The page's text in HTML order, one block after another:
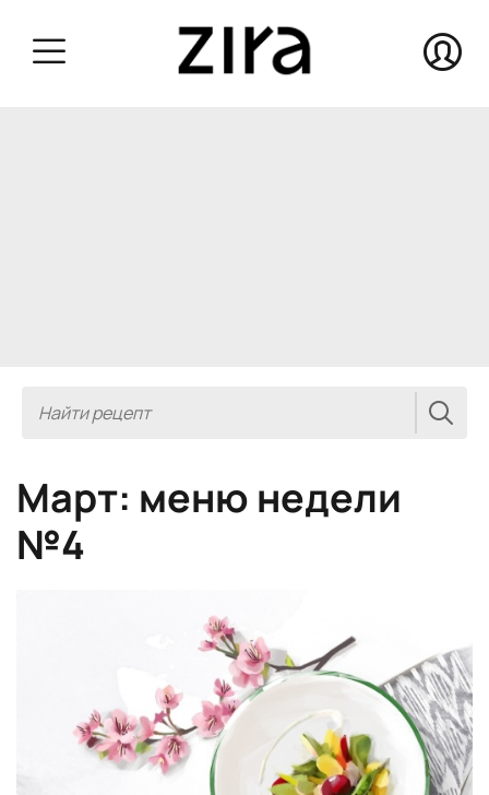
Март: меню недели
№4